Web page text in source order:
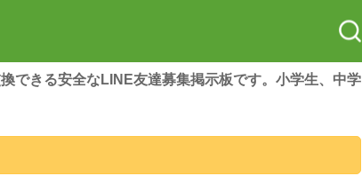
できる安全なLINE友達募集掲示板です。小学生、中学